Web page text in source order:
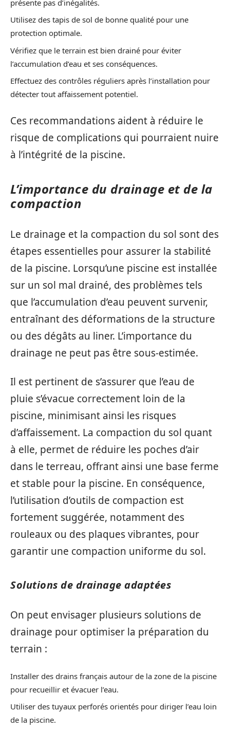
présente pas d’inégalités.
Utilisez des tapis de sol de bonne qualité pour une
protection optimale.
Vérifiez que le terrain est bien drainé pour éviter
l’accumulation d’eau et ses conséquences.
Effectuez des contrôles réguliers après l’installation pour
détecter tout affaissement potentiel.
Ces recommandations aident à réduire le
risque de complications qui pourraient nuire
à l’intégrité de la piscine.
L’importance du drainage et de la
compaction
Le drainage et la compaction du sol sont des
étapes essentielles pour assurer la stabilité
de la piscine. Lorsqu’une piscine est installée
sur un sol mal drainé, des problèmes tels
que l’accumulation d’eau peuvent survenir,
entraînant des déformations de la structure
ou des dégâts au liner. L’importance du
drainage ne peut pas être sous-estimée.
Il est pertinent de s’assurer que l’eau de
pluie s’évacue correctement loin de la
piscine, minimisant ainsi les risques
d’affaissement. La compaction du sol quant
à elle, permet de réduire les poches d’air
dans le terreau, offrant ainsi une base ferme
et stable pour la piscine. En conséquence,
l’utilisation d’outils de compaction est
fortement suggérée, notamment des
rouleaux ou des plaques vibrantes, pour
garantir une compaction uniforme du sol.
Solutions de drainage adaptées
On peut envisager plusieurs solutions de
drainage pour optimiser la préparation du
terrain :
Installer des drains français autour de la zone de la piscine
pour recueillir et évacuer l’eau.
Utiliser des tuyaux perforés orientés pour diriger l’eau loin
de la piscine.